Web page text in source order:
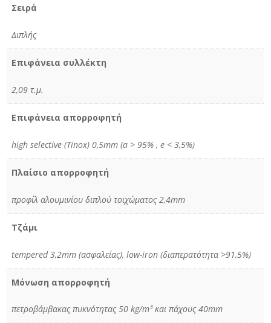
Σειρά
Διπλής
Επιφάνεια συλλέκτη
2,09 τ.μ.
Επιφάνεια απορροφητή
high selective (Tinox) 0,5mm (a > 95% , e < 3,5%)
Πλαίσιο απορροφητή
προφίλ αλουμινίου διπλού τοιχώματος 2,4mm
Τζάμι
tempered 3,2mm (ασφαλείας), low-iron (διαπερατότητα >91,5%)
Μόνωση απορροφητή
πετροβάμβακας πυκνότητας 50 kg/m³ και πάχους 40mm